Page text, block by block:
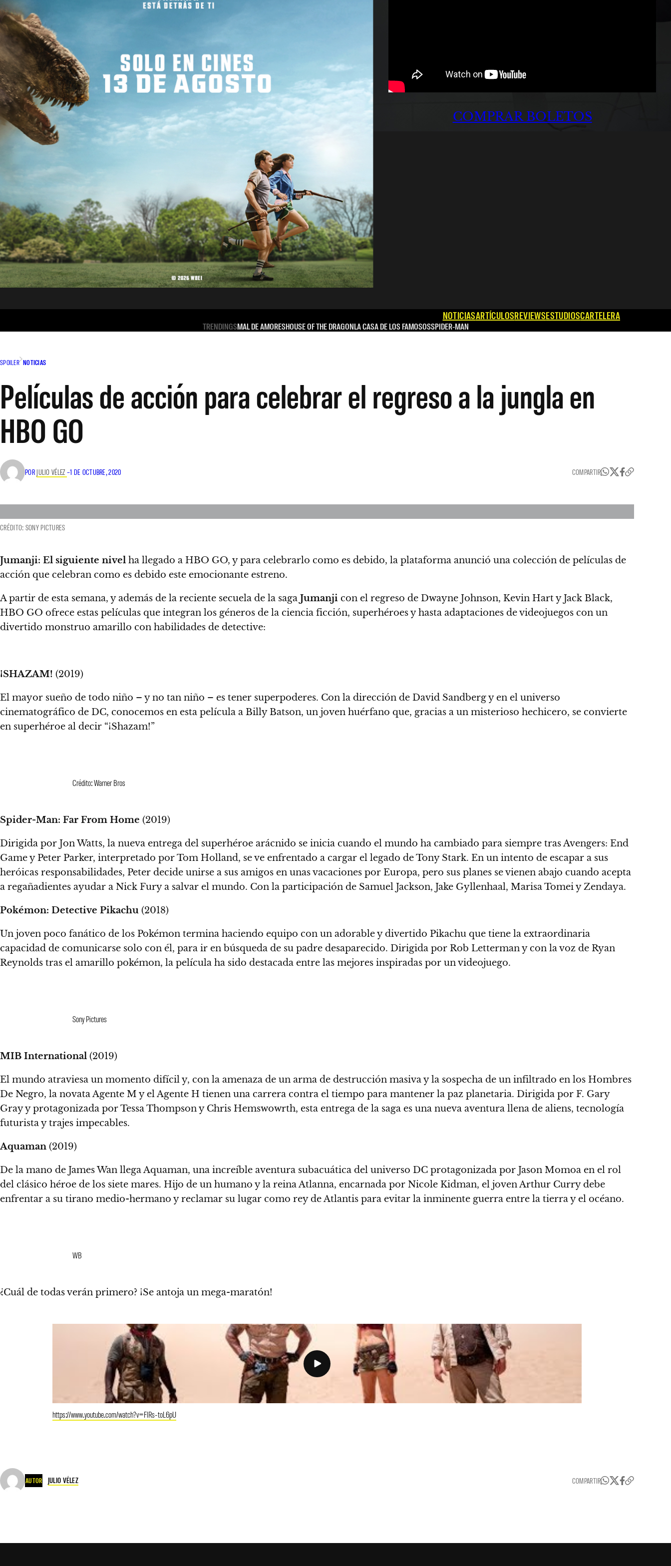
COMPRAR BOLETOS
NOTICIASARTÍCULOSREVIEWSESTUDIOSCARTELERA
TRENDINGSMAL DE AMORESHOUSE OF THE DRAGONLA CASA DE LOS FAMOSOSSPIDER-MAN
SPOILER NOTICIAS
Películas de acción para celebrar el regreso a la jungla en
HBO GO
POR JULIO VÉLEZ –1 DE OCTUBRE, 2020 COMPARTIR
CRÉDITO: SONY PICTURES
Jumanji: El siguiente nivel ha llegado a HBO GO, y para celebrarlo como es debido, la plataforma anunció una colección de películas de
acción que celebran como es debido este emocionante estreno.
A partir de esta semana, y además de la reciente secuela de la saga Jumanji con el regreso de Dwayne Johnson, Kevin Hart y Jack Black,
HBO GO ofrece estas películas que integran los géneros de la ciencia ficción, superhéroes y hasta adaptaciones de videojuegos con un
divertido monstruo amarillo con habilidades de detective:
¡SHAZAM! (2019)
El mayor sueño de todo niño – y no tan niño – es tener superpoderes. Con la dirección de David Sandberg y en el universo
cinematográfico de DC, conocemos en esta película a Billy Batson, un joven huérfano que, gracias a un misterioso hechicero, se convierte
en superhéroe al decir “¡Shazam!”
Crédito: Warner Bros
Spider-Man: Far From Home (2019)
Dirigida por Jon Watts, la nueva entrega del superhéroe arácnido se inicia cuando el mundo ha cambiado para siempre tras Avengers: End
Game y Peter Parker, interpretado por Tom Holland, se ve enfrentado a cargar el legado de Tony Stark. En un intento de escapar a sus
heróicas responsabilidades, Peter decide unirse a sus amigos en unas vacaciones por Europa, pero sus planes se vienen abajo cuando acepta
a regañadientes ayudar a Nick Fury a salvar el mundo. Con la participación de Samuel Jackson, Jake Gyllenhaal, Marisa Tomei y Zendaya.
Pokémon: Detective Pikachu (2018)
Un joven poco fanático de los Pokémon termina haciendo equipo con un adorable y divertido Pikachu que tiene la extraordinaria
capacidad de comunicarse solo con él, para ir en búsqueda de su padre desaparecido. Dirigida por Rob Letterman y con la voz de Ryan
Reynolds tras el amarillo pokémon, la película ha sido destacada entre las mejores inspiradas por un videojuego.
Sony Pictures
MIB International (2019)
El mundo atraviesa un momento difícil y, con la amenaza de un arma de destrucción masiva y la sospecha de un infiltrado en los Hombres
De Negro, la novata Agente M y el Agente H tienen una carrera contra el tiempo para mantener la paz planetaria. Dirigida por F. Gary
Gray y protagonizada por Tessa Thompson y Chris Hemswowrth, esta entrega de la saga es una nueva aventura llena de aliens, tecnología
futurista y trajes impecables.
Aquaman (2019)
De la mano de James Wan llega Aquaman, una increíble aventura subacuática del universo DC protagonizada por Jason Momoa en el rol
del clásico héroe de los siete mares. Hijo de un humano y la reina Atlanna, encarnada por Nicole Kidman, el joven Arthur Curry debe
enfrentar a su tirano medio-hermano y reclamar su lugar como rey de Atlantis para evitar la inminente guerra entre la tierra y el océano.
WB
¿Cuál de todas verán primero? ¡Se antoja un mega-maratón!
https://www.youtube.com/watch?v=FlRs-toL6pU
AUTOR JULIO VÉLEZ COMPARTIR